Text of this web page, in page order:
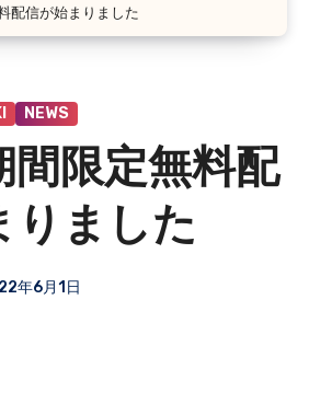
配信が始まりました
NEWS
間限定無料配
りました
年6月1日